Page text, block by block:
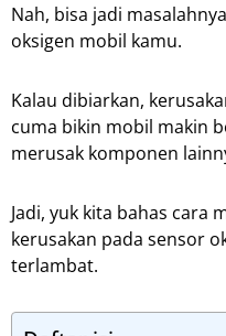
Nah, bisa jadi
oksigen mobil kamu.
Kalau dibiarkan,
cuma bikin mobil makin
merusak komponen
Jadi, yuk kita bahas cara
kerusakan pada sensor
terlambat.